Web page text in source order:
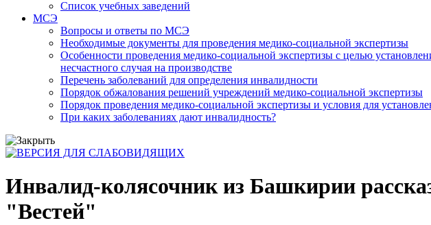
Список учебных заведений
МСЭ
Вопросы и ответы по МСЭ
Необходимые документы для проведения медико-социальной экспертизы
Особенности проведения медико-социальной экспертизы с целью
несчастного случая на производстве
Перечень заболеваний для определения инвалидности
Порядок обжалования решений учреждений медико-социальной экспертизы
Порядок проведения медико-социальной экспертизы и условия для
При каких заболеваниях дают инвалидность?
Инвалид-колясочник из Башкирии
"Вестей"